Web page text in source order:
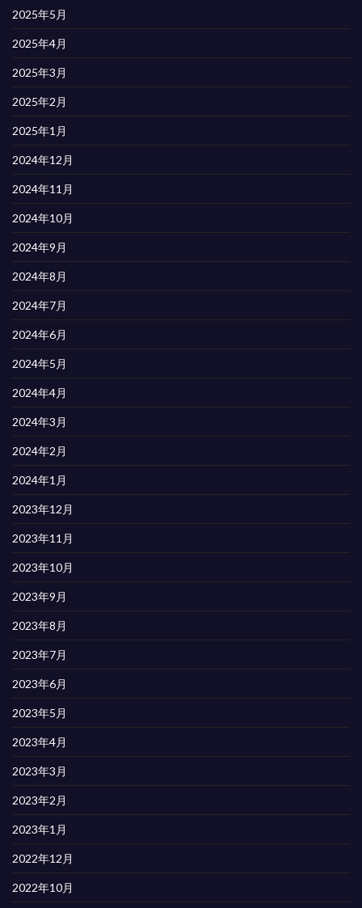
2025年5月
2025年4月
2025年3月
2025年2月
2025年1月
2024年12月
2024年11月
2024年10月
2024年9月
2024年8月
2024年7月
2024年6月
2024年5月
2024年4月
2024年3月
2024年2月
2024年1月
2023年12月
2023年11月
2023年10月
2023年9月
2023年8月
2023年7月
2023年6月
2023年5月
2023年4月
2023年3月
2023年2月
2023年1月
2022年12月
2022年10月